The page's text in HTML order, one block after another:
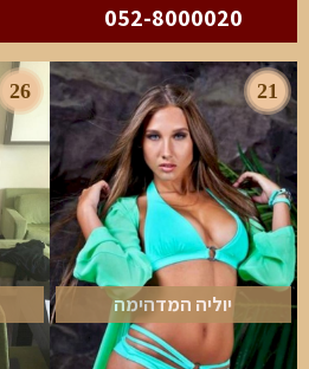
052-8000020
21
יוליה המדהימה
26